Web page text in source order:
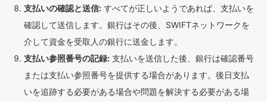
支払いの確認と送信: すべてが正しいようであれば、支払いを
確認して送信します。銀行はその後、SWIFTネットワークを
介して資金を受取人の銀行に送金します。
支払い参照番号の記録: 支払いを送信した後、銀行は確認番号
または支払い参照番号を提供する場合があります。後日支払
いを追跡する必要がある場合や問題を解決する必要がある場